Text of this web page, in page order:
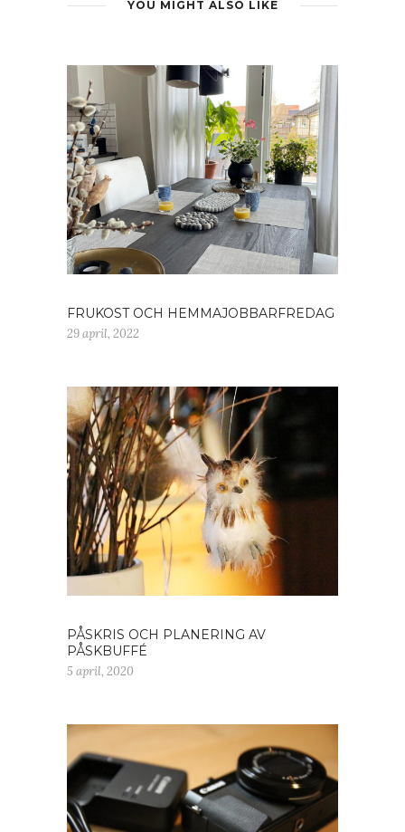
YOU MIGHT ALSO LIKE
FRUKOST OCH HEMMAJOBBARFREDAG
29 april, 2022
PÅSKRIS OCH PLANERING AV
PÅSKBUFFÉ
5 april, 2020